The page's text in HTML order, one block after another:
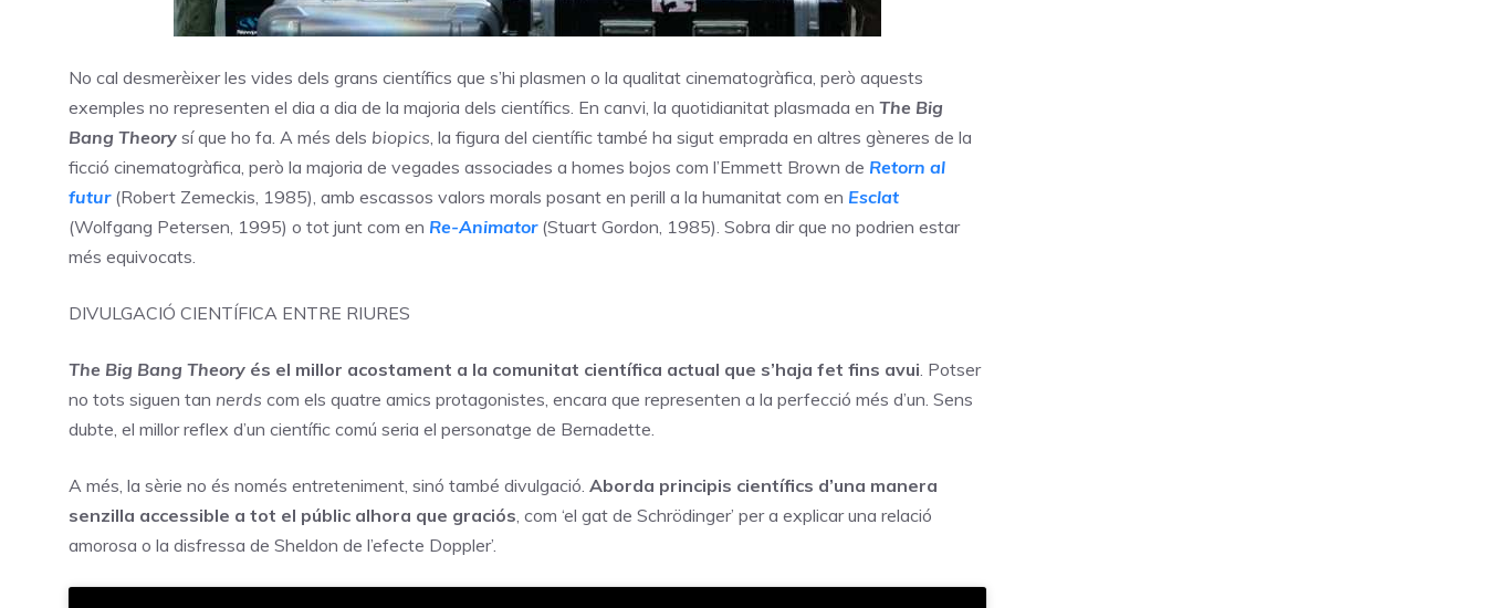
No cal desmerèixer les vides dels grans científics que s’hi plasmen o la qualitat cinematogràfica, però aquests
exemples no representen el dia a dia de la majoria dels científics. En canvi, la quotidianitat plasmada en The Big
Bang Theory sí que ho fa. A més dels biopics, la figura del científic també ha sigut emprada en altres gèneres de la
ficció cinematogràfica, però la majoria de vegades associades a homes bojos com l’Emmett Brown de Retorn al
futur(Robert Zemeckis, 1985), amb escassos valors morals posant en perill a la humanitat com en Esclat
(Wolfgang Petersen, 1995) o tot junt com en Re-Animator (Stuart Gordon, 1985). Sobra dir que no podrien estar
més equivocats.
DIVULGACIÓ CIENTÍFICA ENTRE RIURES
The Big Bang Theory és el millor acostament a la comunitat científica actual que s’haja fet fins avui. Potser
no tots siguen tan nerds com els quatre amics protagonistes, encara que representen a la perfecció més d’un. Sens
dubte, el millor reflex d’un científic comú seria el personatge de Bernadette.
A més, la sèrie no és només entreteniment, sinó també divulgació. Aborda principis científics d’una manera
senzilla accessible a tot el públic alhora que graciós, com ‘el gat de Schrödinger’ per a explicar una relació
amorosa o la disfressa de Sheldon de l’efecte Doppler’.